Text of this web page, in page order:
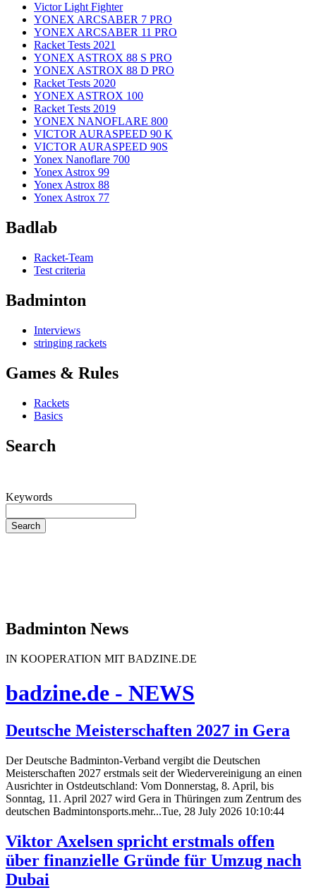
Victor Light Fighter
YONEX ARCSABER 7 PRO
YONEX ARCSABER 11 PRO
Racket Tests 2021
YONEX ASTROX 88 S PRO
YONEX ASTROX 88 D PRO
Racket Tests 2020
YONEX ASTROX 100
Racket Tests 2019
YONEX NANOFLARE 800
VICTOR AURASPEED 90 K
VICTOR AURASPEED 90S
Yonex Nanoflare 700
Yonex Astrox 99
Yonex Astrox 88
Yonex Astrox 77
Badlab
Racket-Team
Test criteria
Badminton
Interviews
stringing rackets
Games & Rules
Rackets
Basics
Search
Keywords
Search
Badminton News
IN KOOPERATION MIT BADZINE.DE
badzine.de - NEWS
Deutsche Meisterschaften 2027 in Gera
Der Deutsche Badminton-Verband vergibt die Deutschen
Meisterschaften 2027 erstmals seit der Wiedervereinigung an einen
Ausrichter in Ostdeutschland: Vom Donnerstag, 8. April, bis
Sonntag, 11. April 2027 wird Gera in Thüringen zum Zentrum des
deutschen Badmintonsports.mehr...Tue, 28 July 2026 10:10:44
Viktor Axelsen spricht erstmals offen
über finanzielle Gründe für Umzug nach
Dubai